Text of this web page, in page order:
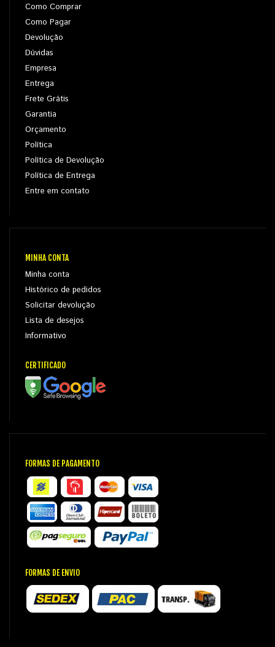
Como Comprar
Como Pagar
Devolução
Dúvidas
Empresa
Entrega
Frete Grátis
Garantia
Orçamento
Política
Política de Devolução
Política de Entrega
Entre em contato
MINHA CONTA
Minha conta
Histórico de pedidos
Solicitar devolução
Lista de desejos
Informativo
CERTIFICADO
FORMAS DE PAGAMENTO
FORMAS DE ENVIO